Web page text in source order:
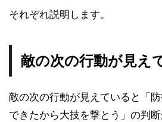
それぞれ説明します。
敵の次の行動が見え
敵の次の行動が見えていると「
できたから大技を撃とう」の判断